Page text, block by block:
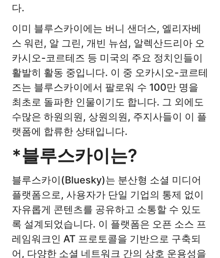
다.
이미 블루스카이에는 버니 샌더스, 엘리자베
스 워런, 알 그린, 개빈 뉴섬, 알렉산드리아 오
카시오-코르테즈 등 미국의 주요 정치인들이
활발히 활동 중입니다. 이 중 오카시오-코르테
즈는 블루스카이에서 팔로워 수 100만 명을
최초로 돌파한 인물이기도 합니다. 그 외에도
수많은 하원의원, 상원의원, 주지사들이 이 플
랫폼에 합류한 상태입니다.
*블루스카이는?
블루스카이(Bluesky)는 분산형 소셜 미디어
플랫폼으로, 사용자가 단일 기업의 통제 없이
자유롭게 콘텐츠를 공유하고 소통할 수 있도
록 설계되었습니다. 이 플랫폼은 오픈 소스 프
레임워크인 AT 프로토콜을 기반으로 구축되
어, 다양한 소셜 네트워크 간의 상호 운용성을